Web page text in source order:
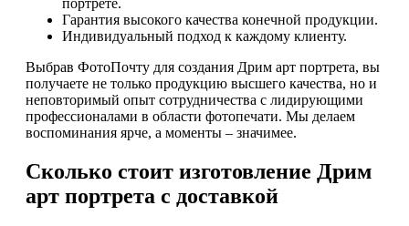
портрете.
Гарантия высокого качества конечной продукции.
Индивидуальный подход к каждому клиенту.
Выбрав ФотоПочту для создания Дрим арт портрета, вы
получаете не только продукцию высшего качества, но и
неповторимый опыт сотрудничества с лидирующими
профессионалами в области фотопечати. Мы делаем
воспоминания ярче, а моменты – значимее.
Сколько стоит изготовление Дрим
арт портрета с доставкой